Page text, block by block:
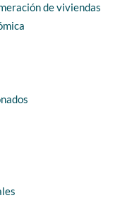
de viviendas